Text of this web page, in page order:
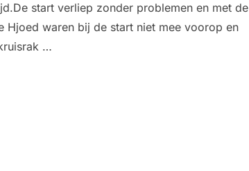
start verliep zonder problemen en met de
Hjoed waren bij de start niet mee voorop en
…